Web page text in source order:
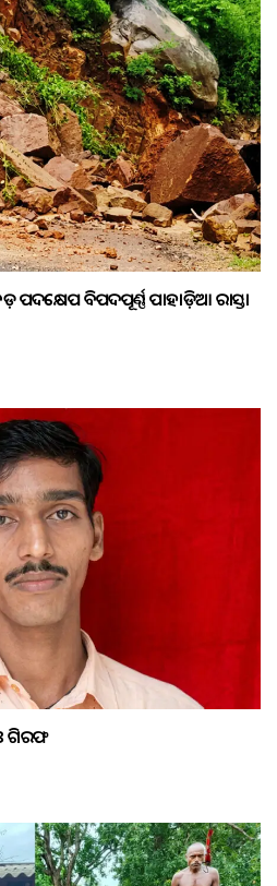
ପଦକ୍ଷେପ ବିପଦପୂର୍ଣ୍ଣ ପାହାଡ଼ିଆ ରାସ୍ତା
ଗିରଫ